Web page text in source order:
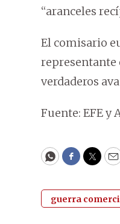
“aranceles
El comisario
representante
verdaderos
Fuente: EFE y
WhatsApp
guerra